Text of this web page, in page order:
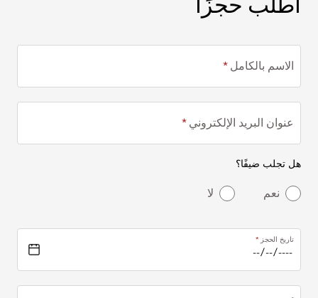
الاسم بالكامل
عنوان البريد الإلكتروني
هل تجلب ضيفًا؟
نعم لا
تاريخ الحجز